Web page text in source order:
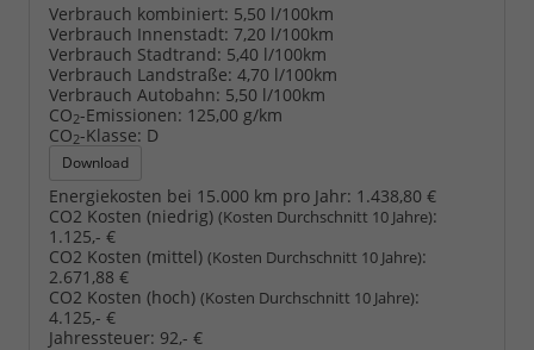
Verbrauch kombiniert: 5,50 l/100km
Verbrauch Innenstadt: 7,20 l/100km
Verbrauch Stadtrand: 5,40 l/100km
Verbrauch Landstraße: 4,70 l/100km
Verbrauch Autobahn: 5,50 l/100km
CO2-Emissionen: 125,00 g/km
CO2-Klasse: D
Download
Energiekosten bei 15.000 km pro Jahr: 1.438,80 €
CO2 Kosten (niedrig) (Kosten Durchschnitt 10 Jahre):
1.125,- €
CO2 Kosten (mittel) (Kosten Durchschnitt 10 Jahre):
2.671,88 €
CO2 Kosten (hoch) (Kosten Durchschnitt 10 Jahre):
4.125,- €
Jahressteuer: 92,- €